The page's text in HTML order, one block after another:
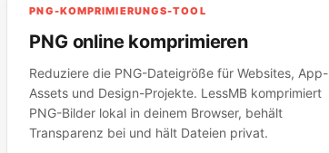
PNG-KOMPRIMIERUNGS-TOOL
PNG online komprimieren
Reduziere die PNG-Dateigröße für Websites, App-
Assets und Design-Projekte. LessMB komprimiert
PNG-Bilder lokal in deinem Browser, behält
Transparenz bei und hält Dateien privat.